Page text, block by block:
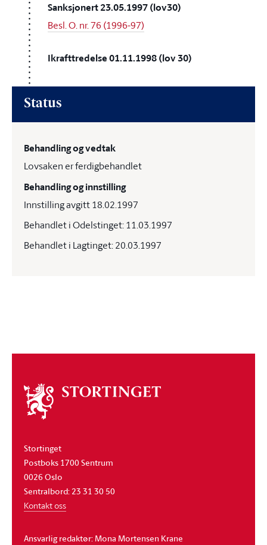
Sanksjonert 23.05.1997 (lov30)
Besl. O. nr. 76 (1996-97)
Ikrafttredelse 01.11.1998 (lov 30)
Status
Behandling og vedtak
Lovsaken er ferdigbehandlet
Behandling og innstilling
Innstilling avgitt 18.02.1997
Behandlet i Odelstinget: 11.03.1997
Behandlet i Lagtinget: 20.03.1997
Om
stortinget
Stortinget
Postboks 1700 Sentrum
0026 Oslo
Sentralbord: 23 31 30 50
Kontakt oss
Ansvarlig redaktør: Mona Mortensen Krane